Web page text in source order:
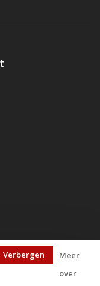
Verbergen
Meer
over